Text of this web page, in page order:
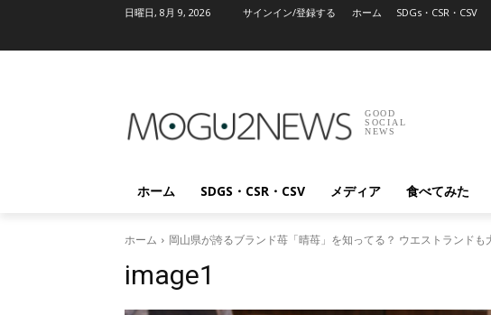
日曜日, 8月 9, 2026 サインイン/登録する ホーム SDGs・CSR・CSV
GOOD
SOCIAL
NEWS
ホーム SDGS・CSR・CSV メディア 食べてみた
ホーム 岡山県が誇るブランド苺「晴苺」を知ってる？ ウエストランド
image1